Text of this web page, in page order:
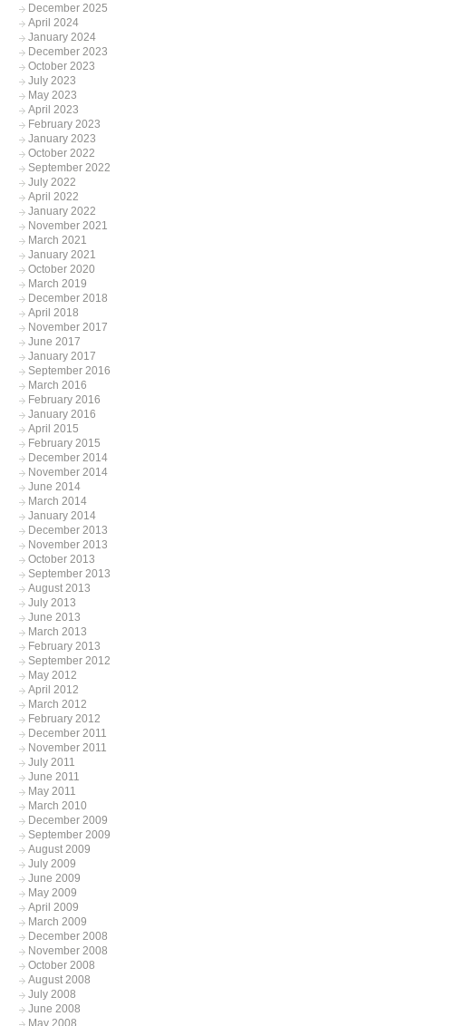
December 2025
April 2024
January 2024
December 2023
October 2023
July 2023
May 2023
April 2023
February 2023
January 2023
October 2022
September 2022
July 2022
April 2022
January 2022
November 2021
March 2021
January 2021
October 2020
March 2019
December 2018
April 2018
November 2017
June 2017
January 2017
September 2016
March 2016
February 2016
January 2016
April 2015
February 2015
December 2014
November 2014
June 2014
March 2014
January 2014
December 2013
November 2013
October 2013
September 2013
August 2013
July 2013
June 2013
March 2013
February 2013
September 2012
May 2012
April 2012
March 2012
February 2012
December 2011
November 2011
July 2011
June 2011
May 2011
March 2010
December 2009
September 2009
August 2009
July 2009
June 2009
May 2009
April 2009
March 2009
December 2008
November 2008
October 2008
August 2008
July 2008
June 2008
May 2008